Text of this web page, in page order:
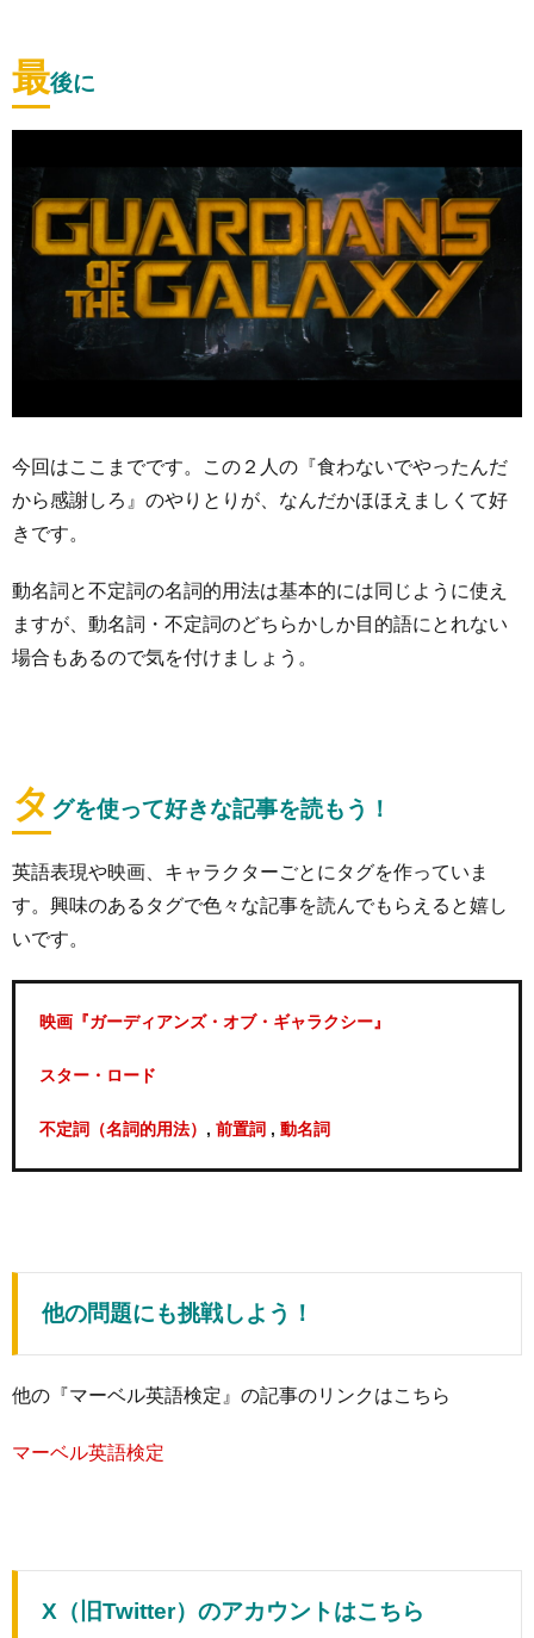
最後に
今回はここまでです。この２人の『食わないでやったんだ
から感謝しろ』のやりとりが、なんだかほほえましくて好
きです。
動名詞と不定詞の名詞的用法は基本的には同じように使え
ますが、動名詞・不定詞のどちらかしか目的語にとれない
場合もあるので気を付けましょう。
タ グを使って好きな記事を読もう！
英語表現や映画、キャラクターごとにタグを作っていま
す。興味のあるタグで色々な記事を読んでもらえると嬉し
いです。
映画『ガーディアンズ・オブ・ギャラクシー』
スター・ロード
不定詞（名詞的用法） , 前置詞 , 動名詞
他の問題にも挑戦しよう！
他の『マーベル英語検定』の記事のリンクはこちら
マーベル英語検定
X（旧Twitter）のアカウントはこちら